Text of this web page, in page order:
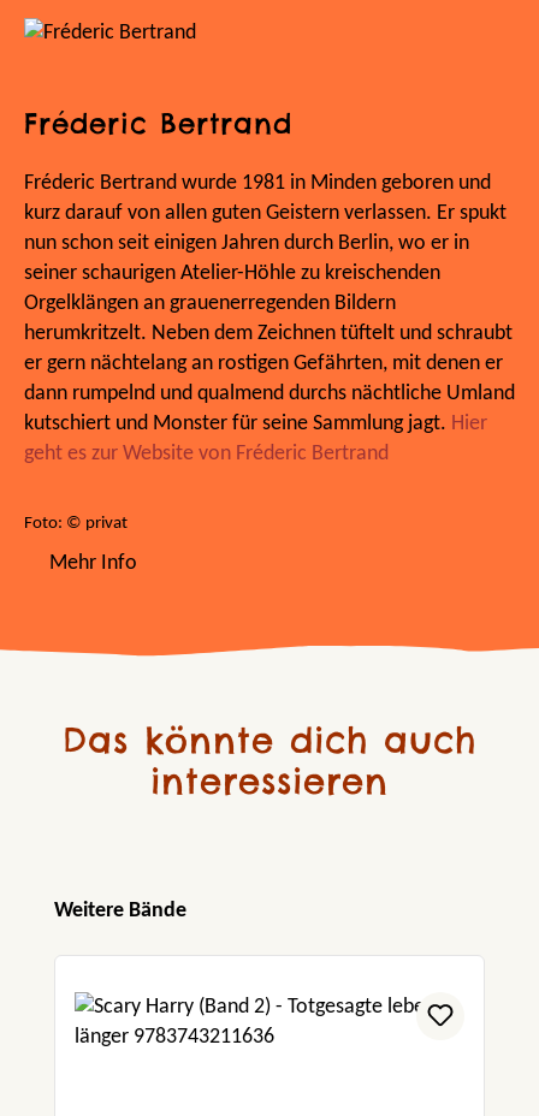
Fréderic Bertrand
Fréderic Bertrand wurde 1981 in Minden geboren und
kurz darauf von allen guten Geistern verlassen. Er spukt
nun schon seit einigen Jahren durch Berlin, wo er in
seiner schaurigen Atelier-Höhle zu kreischenden
Orgelklängen an grauenerregenden Bildern
herumkritzelt. Neben dem Zeichnen tüftelt und schraubt
er gern nächtelang an rostigen Gefährten, mit denen er
dann rumpelnd und qualmend durchs nächtliche Umland
kutschiert und Monster für seine Sammlung jagt. Hier
geht es zur Website von Fréderic Bertrand
Foto: © privat
Mehr Info
Das könnte dich auch
interessieren
Produktgalerie überspringen
Weitere Bände